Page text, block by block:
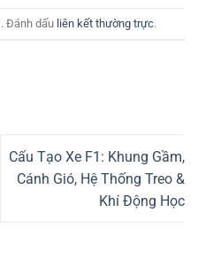
. Đánh dấu liên kết thường trực.
Cấu Tạo Xe F1: Khung Gầm,
Cánh Gió, Hệ Thống Treo &
Khí Động Học